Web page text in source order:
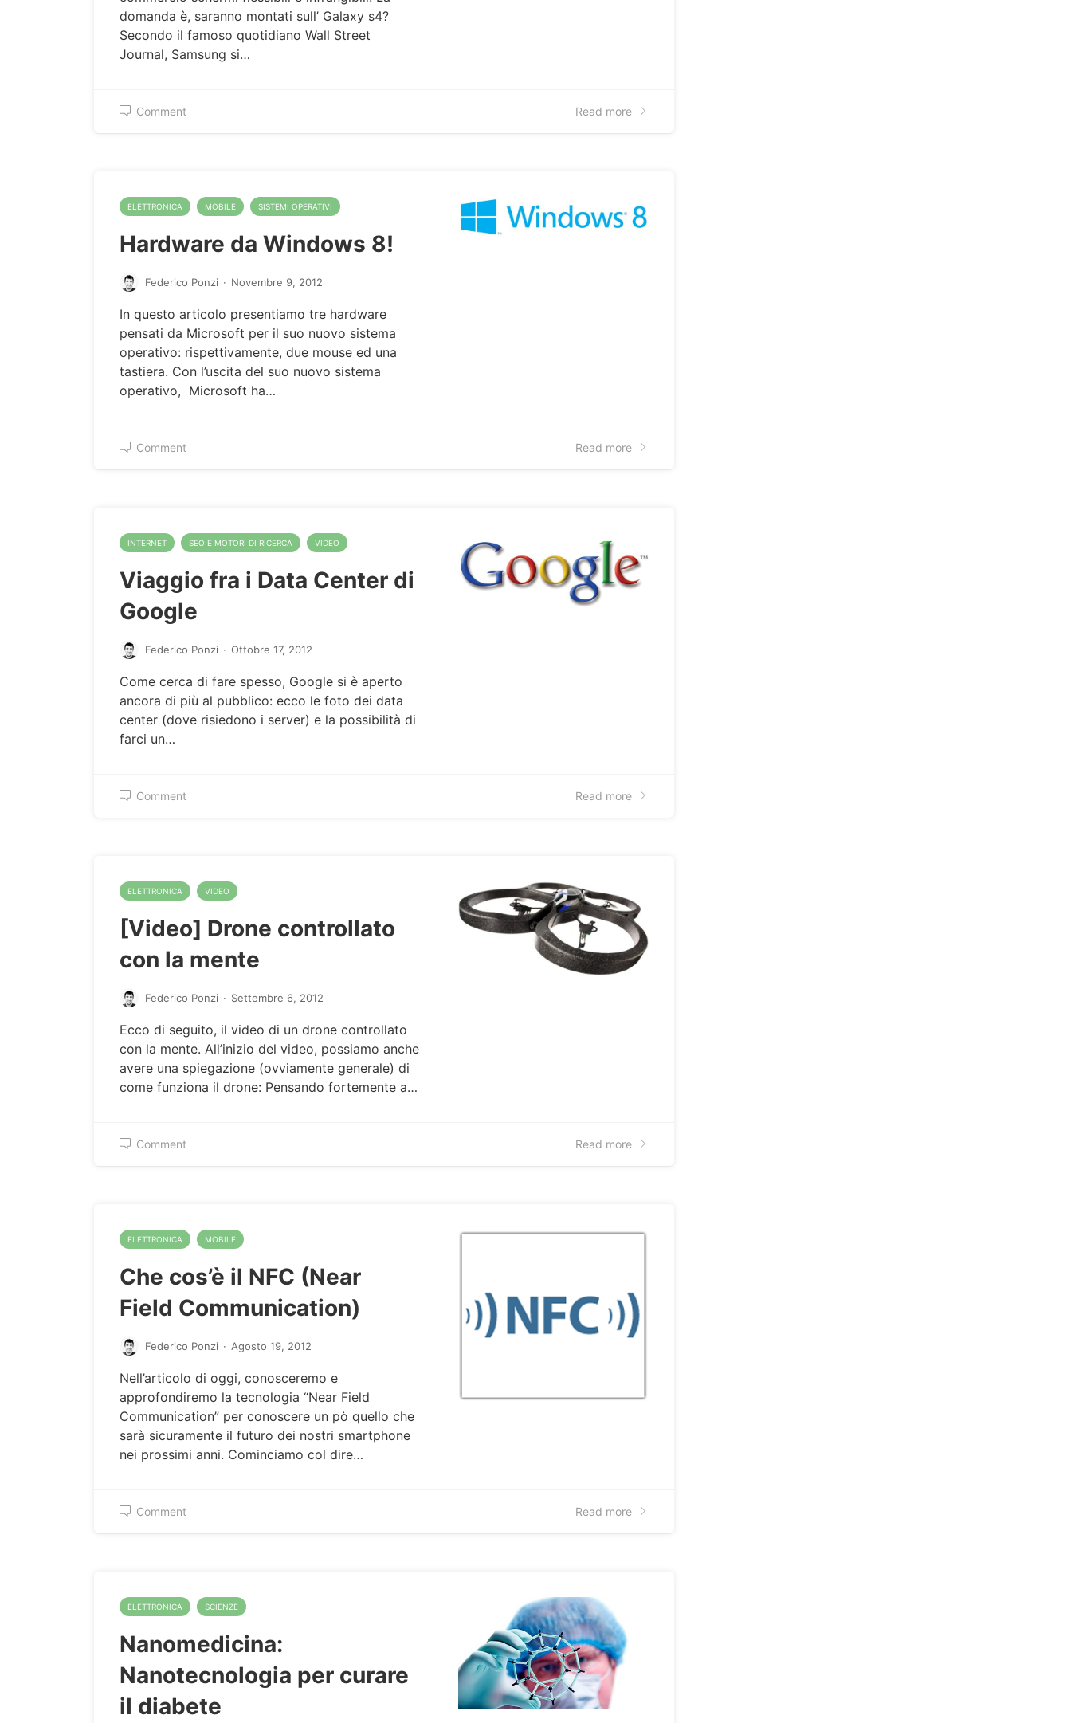
domanda è, saranno montati sull’ Galaxy s4?
Secondo il famoso quotidiano Wall Street
Journal, Samsung si…
Comment Read more
ELETTRONICA MOBILE SISTEMI OPERATIVI
Hardware da Windows 8!
Federico Ponzi · Novembre 9, 2012
In questo articolo presentiamo tre hardware
pensati da Microsoft per il suo nuovo sistema
operativo: rispettivamente, due mouse ed una
tastiera. Con l’uscita del suo nuovo sistema
operativo, Microsoft ha…
Comment Read more
INTERNET SEO E MOTORI DI RICERCA VIDEO
Viaggio fra i Data Center di
Google
Federico Ponzi · Ottobre 17, 2012
Come cerca di fare spesso, Google si è aperto
ancora di più al pubblico: ecco le foto dei data
center (dove risiedono i server) e la possibilità di
farci un…
Comment Read more
ELETTRONICA VIDEO
[Video] Drone controllato
con la mente
Federico Ponzi · Settembre 6, 2012
Ecco di seguito, il video di un drone controllato
con la mente. All’inizio del video, possiamo anche
avere una spiegazione (ovviamente generale) di
come funziona il drone: Pensando fortemente a…
Comment Read more
ELETTRONICA MOBILE
Che cos’è il NFC (Near
Field Communication)
Federico Ponzi · Agosto 19, 2012
Nell’articolo di oggi, conosceremo e
approfondiremo la tecnologia “Near Field
Communication” per conoscere un pò quello che
sarà sicuramente il futuro dei nostri smartphone
nei prossimi anni. Cominciamo col dire…
Comment Read more
ELETTRONICA SCIENZE
Nanomedicina:
Nanotecnologia per curare
il diabete